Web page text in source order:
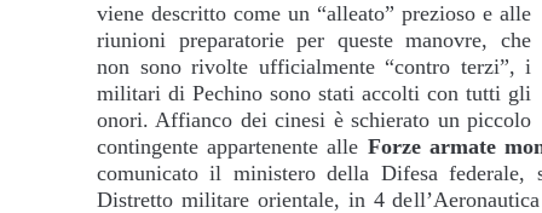
viene descritto come un “alleato” prezioso e alle
riunioni preparatorie per queste manovre, che
non sono rivolte ufficialmente “contro terzi”, i
militari di Pechino sono stati accolti con tutti gli
onori. Affianco dei cinesi è schierato un piccolo
contingente appartenente alle Forze armate
comunicato il ministero della Difesa
Distretto militare orientale, in 4